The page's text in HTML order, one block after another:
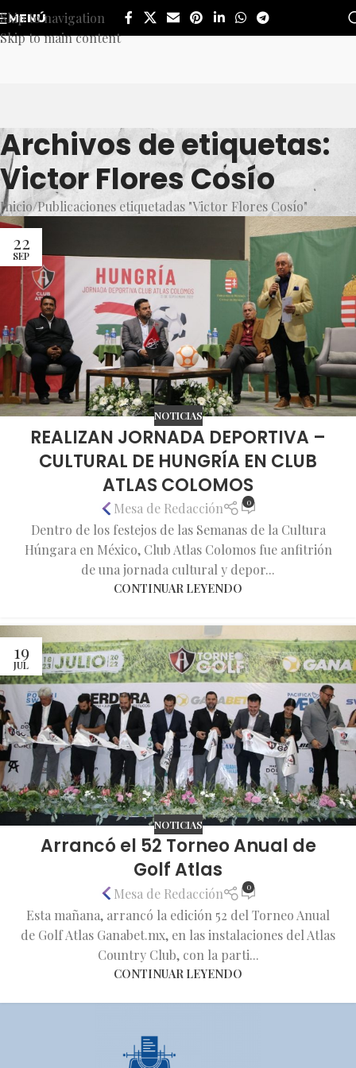
Skip to navigation
Skip to main content
MENÚ
Archivos de etiquetas:
Victor Flores Cosío
Inicio Publicaciones etiquetadas "Victor Flores Cosío"
22
SEP
NOTICIAS
REALIZAN JORNADA DEPORTIVA –
CULTURAL DE HUNGRÍA EN CLUB
ATLAS COLOMOS
Mesa de Redacción 0
Dentro de los festejos de las Semanas de la Cultura
Húngara en México, Club Atlas Colomos fue anfitrión
de una jornada cultural y depor...
CONTINUAR LEYENDO
19
JUL
NOTICIAS
Arrancó el 52 Torneo Anual de
Golf Atlas
Mesa de Redacción 0
Esta mañana, arrancó la edición 52 del Torneo Anual
de Golf Atlas Ganabet.mx, en las instalaciones del Atlas
Country Club, con la parti...
CONTINUAR LEYENDO